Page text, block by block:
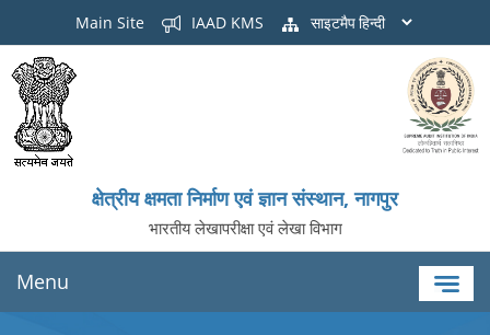
Main Site IAAD KMS साइटमैप
क्षेत्रीय क्षमता निर्माण एवं ज्ञान संस्थान, नागपुर
भारतीय लेखापरीक्षा एवं लेखा विभाग
Menu